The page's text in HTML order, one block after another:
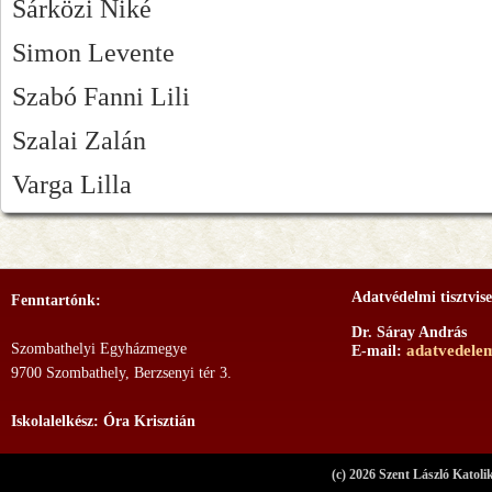
Sárközi Niké
Simon Levente
Szabó Fanni Lili
Szalai Zalán
Varga Lilla
Fenntartónk:
Szombathelyi Egyházmegye
9700 Szombathely, Berzsenyi tér 3.
Iskolalelkész: Óra Krisztián
Adatvédelmi
Dr. Sáray András
E-mail:
(c) 2026 Szent László